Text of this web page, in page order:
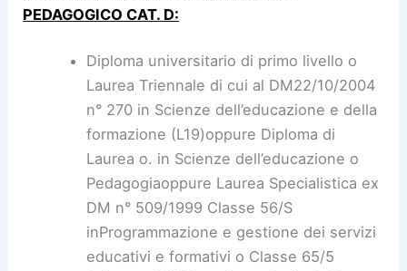
PEDAGOGICO CAT. D:
Diploma universitario di primo livello o
Laurea Triennale di cui al DM22/10/2004
n° 270 in Scienze dell’educazione e della
formazione (L19)oppure Diploma di
Laurea o. in Scienze dell’educazione o
Pedagogiaoppure Laurea Specialistica ex
DM n° 509/1999 Classe 56/S
inProgrammazione e gestione dei servizi
educativi e formativi o Classe 65/5